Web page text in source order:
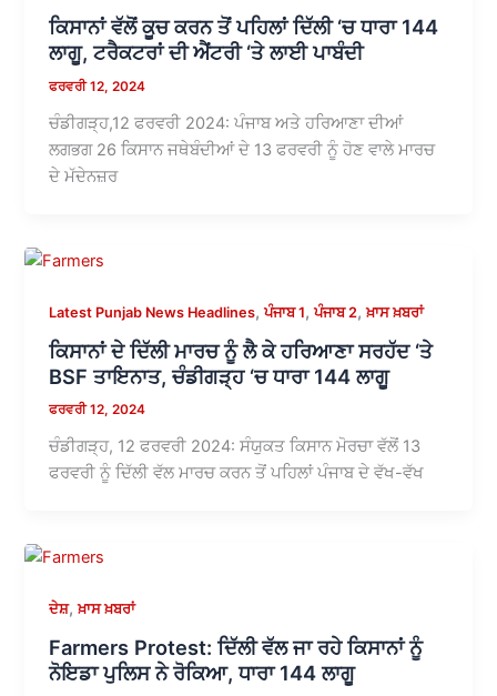
ਕਿਸਾਨਾਂ ਵੱਲੋਂ ਕੂਚ ਕਰਨ ਤੋਂ ਪਹਿਲਾਂ ਦਿੱਲੀ ‘ਚ ਧਾਰਾ 144
ਲਾਗੂ, ਟਰੈਕਟਰਾਂ ਦੀ ਐਂਟਰੀ ‘ਤੇ ਲਾਈ ਪਾਬੰਦੀ
ਫਰਵਰੀ 12, 2024
ਚੰਡੀਗੜ੍ਹ,12 ਫਰਵਰੀ 2024: ਪੰਜਾਬ ਅਤੇ ਹਰਿਆਣਾ ਦੀਆਂ
ਲਗਭਗ 26 ਕਿਸਾਨ ਜਥੇਬੰਦੀਆਂ ਦੇ 13 ਫਰਵਰੀ ਨੂੰ ਹੋਣ ਵਾਲੇ ਮਾਰਚ
ਦੇ ਮੱਦੇਨਜ਼ਰ
Latest Punjab News Headlines,ਪੰਜਾਬ 1,ਪੰਜਾਬ 2,ਖ਼ਾਸ ਖ਼ਬਰਾਂ
ਕਿਸਾਨਾਂ ਦੇ ਦਿੱਲੀ ਮਾਰਚ ਨੂੰ ਲੈ ਕੇ ਹਰਿਆਣਾ ਸਰਹੱਦ ‘ਤੇ
BSF ਤਾਇਨਾਤ, ਚੰਡੀਗੜ੍ਹ ‘ਚ ਧਾਰਾ 144 ਲਾਗੂ
ਫਰਵਰੀ 12, 2024
ਚੰਡੀਗੜ੍ਹ, 12 ਫਰਵਰੀ 2024: ਸੰਯੁਕਤ ਕਿਸਾਨ ਮੋਰਚਾ ਵੱਲੋਂ 13
ਫਰਵਰੀ ਨੂੰ ਦਿੱਲੀ ਵੱਲ ਮਾਰਚ ਕਰਨ ਤੋਂ ਪਹਿਲਾਂ ਪੰਜਾਬ ਦੇ ਵੱਖ-ਵੱਖ
ਦੇਸ਼,ਖ਼ਾਸ ਖ਼ਬਰਾਂ
Farmers Protest: ਦਿੱਲੀ ਵੱਲ ਜਾ ਰਹੇ ਕਿਸਾਨਾਂ ਨੂੰ
ਨੋਇਡਾ ਪੁਲਿਸ ਨੇ ਰੋਕਿਆ, ਧਾਰਾ 144 ਲਾਗੂ